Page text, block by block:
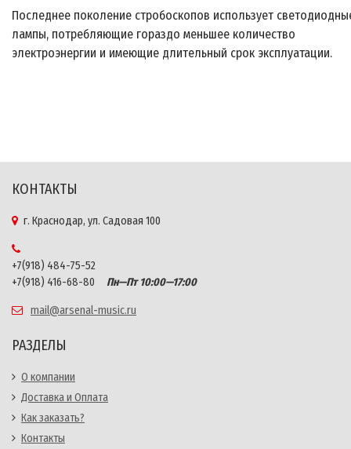
Последнее поколение стробоскопов использует
лампы, потребляющие гораздо меньшее количество
электроэнергии и имеющие длительный срок эксплуатации.
КОНТАКТЫ
г. Краснодар, ул. Садовая 100
+7(918) 484-75-52
+7(918) 416-68-80
Пн—Пт 10:00—17:00
mail@arsenal-music.ru
РАЗДЕЛЫ
О компании
Доставка и Оплата
Как заказать?
Контакты